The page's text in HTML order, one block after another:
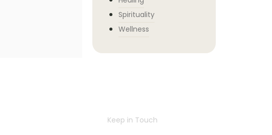
Spirituality
Wellness
Keep in Touch